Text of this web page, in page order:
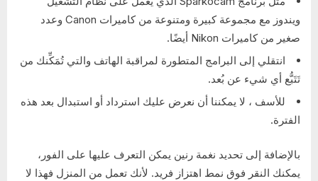
ويندوز مع مجموعة كبيرة ومتنوعة من كاميرات Canon وعدد
صغير من كاميرات Nikon أيضًا.
انتقلي إلى البرامج المتطورة لمراقبة الهاتف والتي تُمَكِّنك من
تَتَبُّع أي شيء عن بُعد.
للأسف ، لا يمكننا أن نعرض عليك استرداد أو استبدال بعد هذه
الفترة.
بالإضافة إلى تحديد نغمة رنين يمكن التعرف عليها على الفور،
يمكنك النقر فوق نمط اهتزاز فريد. لأنك تعمل من المنزل فهذا لا